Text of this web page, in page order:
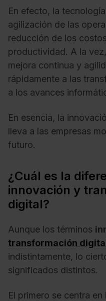
En efecto, la
agilización de las
reducción de los
productividad. A la
mejora continua y
rápidamente a las
a los avances
En esencia, la
lleva a las empresas
futuro.
¿Cuál es la
innovación y
digital?
Aunque los términos
transformación
indistintamente, lo
significados distintos.
El primero se centra